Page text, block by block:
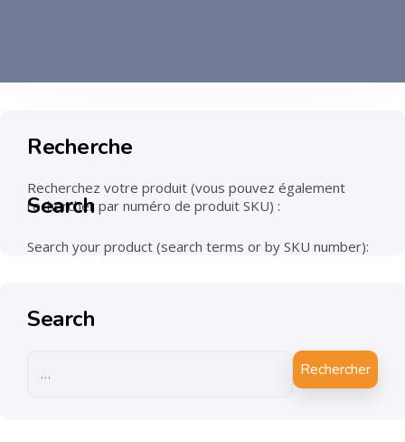
Recherche
Recherchez votre produit (vous pouvez également
rechercher par numéro de produit SKU) :
Search
Search your product (search terms or by SKU number):
Search
Rechercher